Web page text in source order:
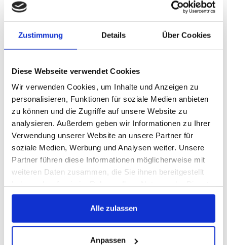
Zustimmung Details Über Cookies
Diese Webseite verwendet Cookies
Wir verwenden Cookies, um Inhalte und Anzeigen zu
personalisieren, Funktionen für soziale Medien anbieten
zu können und die Zugriffe auf unsere Website zu
analysieren. Außerdem geben wir Informationen zu Ihrer
Verwendung unserer Website an unsere Partner für
soziale Medien, Werbung und Analysen weiter. Unsere
Partner führen diese Informationen möglicherweise mit
weiteren Daten zusammen, die Sie ihnen bereitgestellt
gesammelt haben.
Alle zulassen
Anpassen
Die Insel Usedom blickt nach einem beeindruckenden
Jahr 2024 zuversichtlich in die Zukunft und bereitet sich
nach Informationen der Usedom Tourismus GmbH
Urlaubsregionen Deutschlands zu glänzen.
Unvergessliche
Strandwanderung entlang
der Ostseeküste